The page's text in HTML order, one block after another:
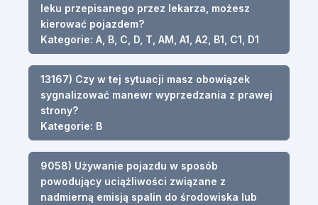
leku przepisanego przez lekarza, możesz
kierować pojazdem?
Kategorie: A, B, C, D, T, AM, A1, A2, B1, C1, D1
13167) Czy w tej sytuacji masz obowiązek
sygnalizować manewr wyprzedzania z prawej
strony?
Kategorie: B
9058) Używanie pojazdu w sposób
powodujący uciążliwości związane z
nadmierną emisją spalin do środowiska lub